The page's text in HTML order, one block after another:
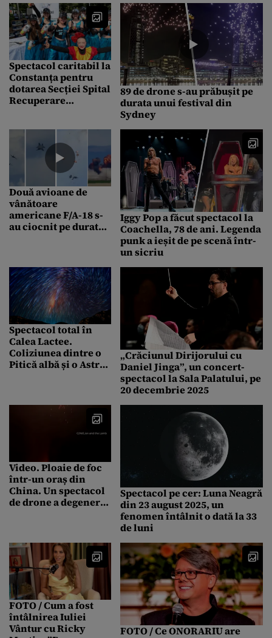
Spectacol caritabil la
Constanța pentru
dotarea Secției Spital
Recuperare
Recuperare
Techirghiol
89 de drone s-au prăbușit pe
durata unui festival din
Sydney
Două avioane de
vânătoare
americane F/A-18 s-
au ciocnit pe durata
parașuteze în
siguranță
Iggy Pop a făcut spectacol la
Coachella, 78 de ani. Legenda
punk a ieșit de pe scenă într-
un sicriu
Spectacol total în
Calea Lactee.
Coliziunea dintre o
Pitică albă și o Astră
devastator
„Crăciunul Dirijorului cu
Daniel Jinga”, un concert-
spectacol la Sala Palatului, pe
20 decembrie 2025
Video. Ploaie de foc
într-un oraș din
China. Un spectacol
de drone a degenerat
au prăbușit peste
spectatori. Imediat s-
a instalat panica
Spectacol pe cer: Luna Neagră
din 23 august 2025, un
fenomen întâlnit o dată la 33
de luni
FOTO / Cum a fost
întâlnirea Iuliei
Vântur cu Ricky
FOTO / Ce ONORARIU are